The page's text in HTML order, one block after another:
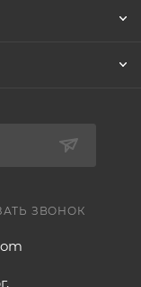
ЗВОНОК